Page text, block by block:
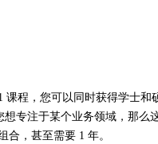
程，您可以同时获得学士和
专注于某个业务领域，那么
合，甚至需要 1 年。